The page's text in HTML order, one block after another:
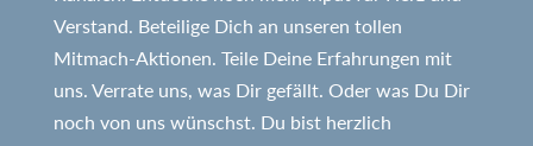
Verstand. Beteilige Dich an unseren tollen
Mitmach-Aktionen. Teile Deine Erfahrungen mit
uns. Verrate uns, was Dir gefällt. Oder was Du Dir
noch von uns wünschst. Du bist herzlich